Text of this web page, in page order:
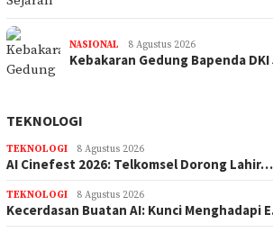
NASIONAL 8 Agustus 2026
Kebakaran Gedung Bapenda
TEKNOLOGI
TEKNOLOGI 8 Agustus 2026
AI Cinefest 2026: Telkomsel Dorong Lahir…
TEKNOLOGI 8 Agustus 2026
Kecerdasan Buatan AI: Kunci Menghadapi